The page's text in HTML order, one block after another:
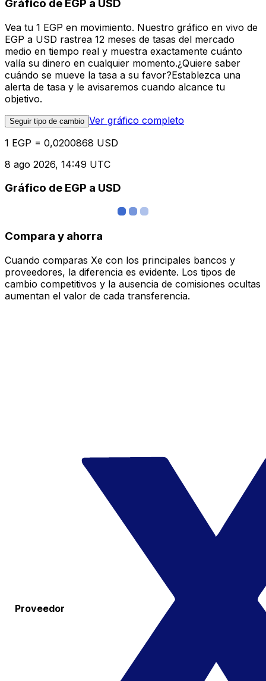
Gráfico de EGP a USD
Vea tu 1 EGP en movimiento. Nuestro gráfico en vivo de
EGP a USD rastrea 12 meses de tasas del mercado
medio en tiempo real y muestra exactamente cuánto
valía su dinero en cualquier momento.¿Quiere saber
cuándo se mueve la tasa a su favor?Establezca una
alerta de tasa y le avisaremos cuando alcance tu
objetivo.
Seguir tipo de cambio Ver gráfico completo
1 EGP = 0,0200868 USD
8 ago 2026, 14:49 UTC
Gráfico de EGP a USD
Compara y ahorra
Cuando comparas Xe con los principales bancos y
proveedores, la diferencia es evidente. Los tipos de
cambio competitivos y la ausencia de comisiones ocultas
aumentan el valor de cada transferencia.
Proveedor